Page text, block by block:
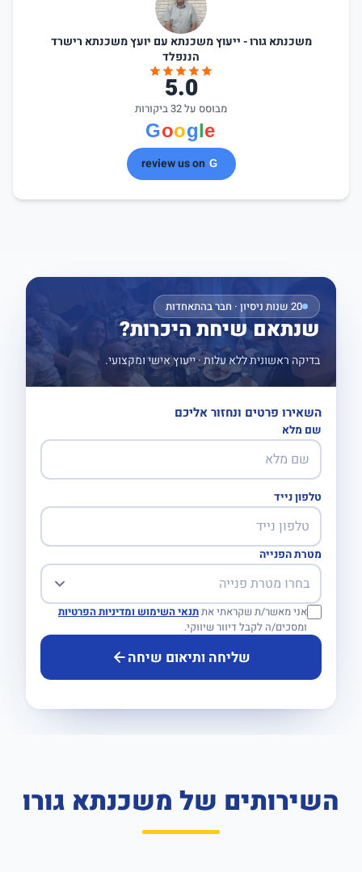
משכנתא גורו - ייעוץ משכנתא עם יועץ משכנתא רישרד
הננפלד
5.0
מבוסס על 32 ביקורות
review us on
20 שנות ניסיון · חבר בהתאחדות
שנתאם שיחת היכרות?
בדיקה ראשונית ללא עלות · ייעוץ אישי ומקצועי.
השאירו פרטים ונחזור אליכם
שם מלא
טלפון נייד
מטרת הפנייה
אני מאשר/ת שקראתי אתתנאי השימוש ומדיניות הפרטיות
ומסכים/ה לקבל דיוור שיווקי.
שליחה ותיאום שיחה
השירותים של משכנתא גורו